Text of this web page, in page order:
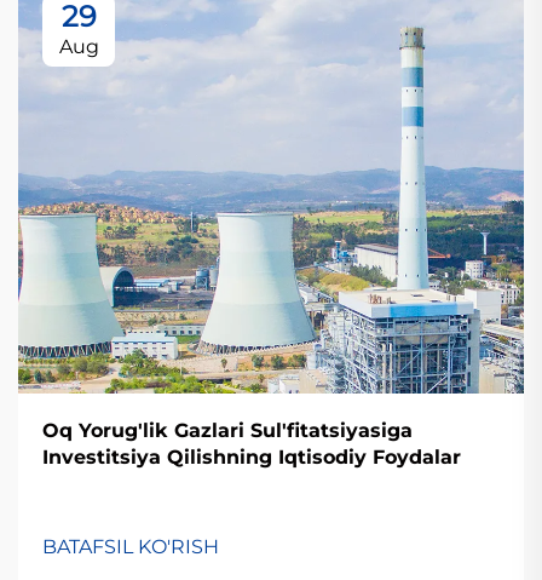
29
Aug
Oq Yorug'lik Gazlari Sul'fitatsiyasiga
Investitsiya Qilishning Iqtisodiy Foydalar
BATAFSIL KO'RISH